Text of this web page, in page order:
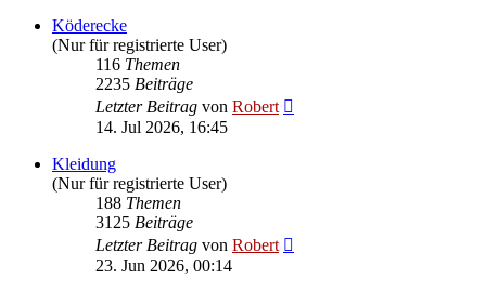
Köderecke
(Nur für registrierte User)
116 Themen
2235 Beiträge
Letzter Beitrag von Robert
14. Jul 2026, 16:45
Kleidung
(Nur für registrierte User)
188 Themen
3125 Beiträge
Letzter Beitrag von Robert
23. Jun 2026, 00:14